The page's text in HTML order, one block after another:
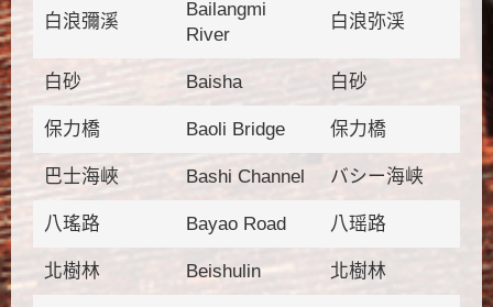
白浪彌溪
Bailangmi
River
白浪弥渓
白砂 Baisha 白砂
保力橋 Baoli Bridge 保力橋
巴士海峽 Bashi Channel バシー海峡
八瑤路 Bayao Road 八瑶路
北樹林 Beishulin 北樹林